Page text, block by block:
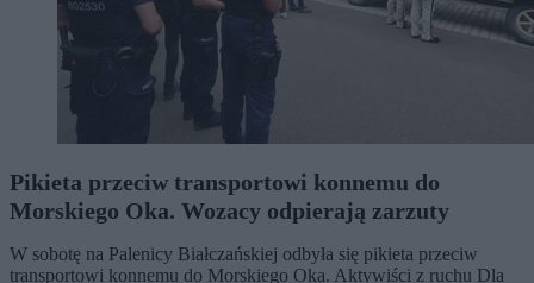
Pikieta przeciw transportowi konnemu do
Morskiego Oka. Wozacy odpierają zarzuty
W sobotę na Palenicy Białczańskiej odbyła się pikieta przeciw
transportowi konnemu do Morskiego Oka. Aktywiści z ruchu Dla